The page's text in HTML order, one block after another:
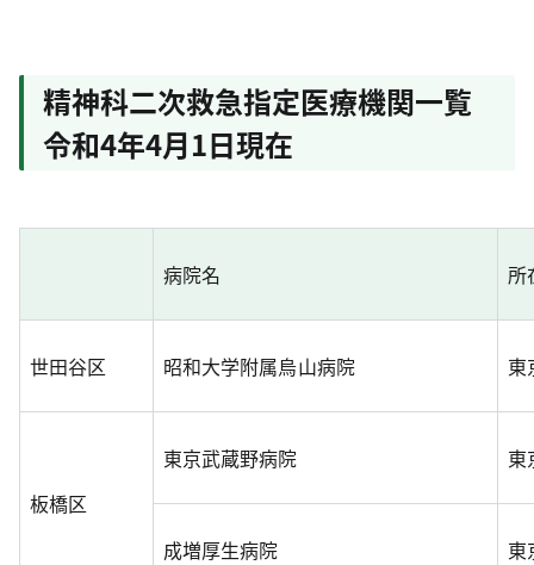
精神科二次救急指定医療機関一覧
令和4年4月1日現在
病院名 所
世田谷区 昭和大学附属烏山病院 東
板橋区
東京武蔵野病院 東
成増厚生病院 東